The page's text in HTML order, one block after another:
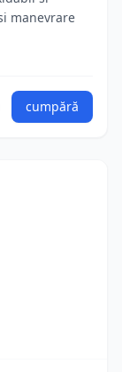
manevrare
cumpără